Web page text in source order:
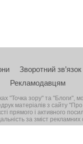
Зворотний зв’язок
Рекламодавцям
"Точка зору" та "Блоги",
матеріалів з сайту
прямого і активного
за зміст